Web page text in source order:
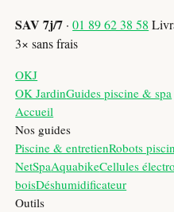
SAV 7j/7 ·01 89 62 38 58
3× sans frais
OKJ
OK JardinGuides piscine & spa
Accueil
Nos guides
Piscine & entretienRobots
NetSpaAquabikeCellules
boisDéshumidificateur
Outils